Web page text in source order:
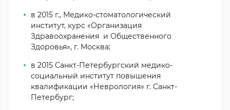
в 2015 г., Медико-стоматологический
институт, курс «Организация
Здравоохранения и Общественного
Здоровья», г. Москва;
в 2015 Санкт-Петербургский медико-
социальный институт повышения
квалификации «Неврология» г. Санкт-
Петербург;